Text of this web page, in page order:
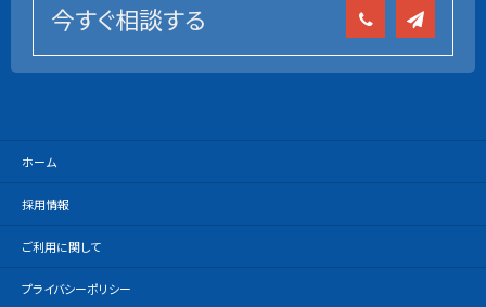
今すぐ相談する
ホーム
採用情報
ご利用に関して
プライバシーポリシー